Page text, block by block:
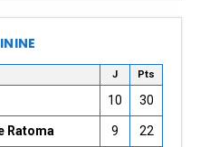
J Pts
10 30
Ratoma 9 22